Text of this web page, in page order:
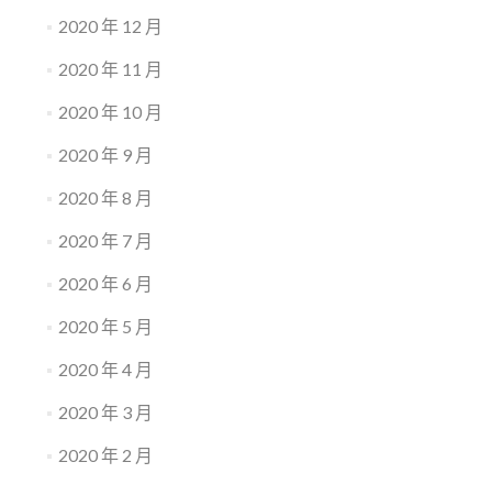
2020 年 12 月
2020 年 11 月
2020 年 10 月
2020 年 9 月
2020 年 8 月
2020 年 7 月
2020 年 6 月
2020 年 5 月
2020 年 4 月
2020 年 3 月
2020 年 2 月